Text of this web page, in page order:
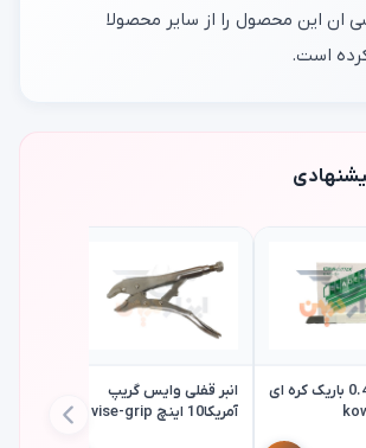
این محصول را از سایر محصولا
است.
تیغ کاتر 0.4 باریک کره ای
انبر قفلی وایس گریپ
آمریکا10 اینچ vise-grip